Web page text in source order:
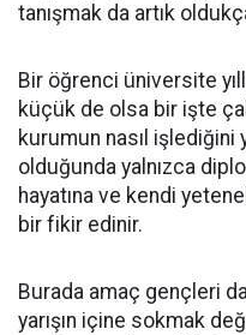
tanışmak da artık
Bir öğrenci üniversite
küçük de olsa bir işte
kurumun nasıl işlediğini
olduğunda yalnızca
hayatına ve kendi
bir fikir edinir.
Burada amaç gençleri
yarışın içine sokmak